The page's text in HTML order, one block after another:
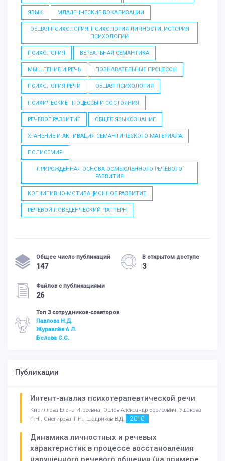
ЯЗЫК МЛАДЕНЧЕСКИЕ ВОКАЛИЗАЦИИ
ОБЩАЯ ПСИХОЛОГИЯ, ПСИХОЛОГИЯ ЛИЧНОСТИ, ИСТОРИЯ
ПСИХОЛОГИИ
ПСИХОЛОГИЯ ВЕРБАЛЬНАЯ СЕМАНТИКА
МЫШЛЕНИЕ И РЕЧЬ ПОЗНАВАТЕЛЬНЫЕ ПРОЦЕССЫ
ПСИХОЛОГИЯ РЕЧИ ОБЩАЯ ПСИХОЛОГИЯ
ПСИХИЧЕСКИЕ ПРОЦЕССЫ И СОСТОЯНИЯ
РЕЧЕВОЕ РАЗВИТИЕ ОБЩЕЕ ЯЗЫКОЗНАНИЕ
ХРАНЕНИЕ И АКТИВАЦИЯ СЕМАНТИЧЕСКОГО МАТЕРИАЛА
ПОЛИСЕМИЯ
ПРИРОЖДЕННАЯ ОСНОВА ОСМЫСЛЕННОГО РЕЧЕВОГО
РАЗВИТИЯ
КОГНИТИВНО-МОТИВАЦИОННОЕ РАЗВИТИЕ
РЕЧЕВОЙ ПОВЕДЕНЧЕСКИЙ ПАТТЕРН
Общее число публикаций
147
В открытом доступе
3
Файлов с публикациями
26
Топ 3 сотрудников-соавторов
Павлова Н.Д.
Журавлёв А.Л.
Белова С.С.
Публикации
Интент-анализ психотерапевтической речи
Кириллова Елена Игоревна, Орлов Александр Борисович, Ушакова
Т.Н., Снегирева Т.Н., Шадриков В.Д.
2010
Динамика личностных и речевых
характеристик в процессе восстановления